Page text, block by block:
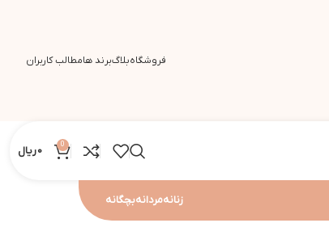
فروشگاهبلاگبرند هامطالب کاربران
0
0ریال
زنانهمردانهبچگانه